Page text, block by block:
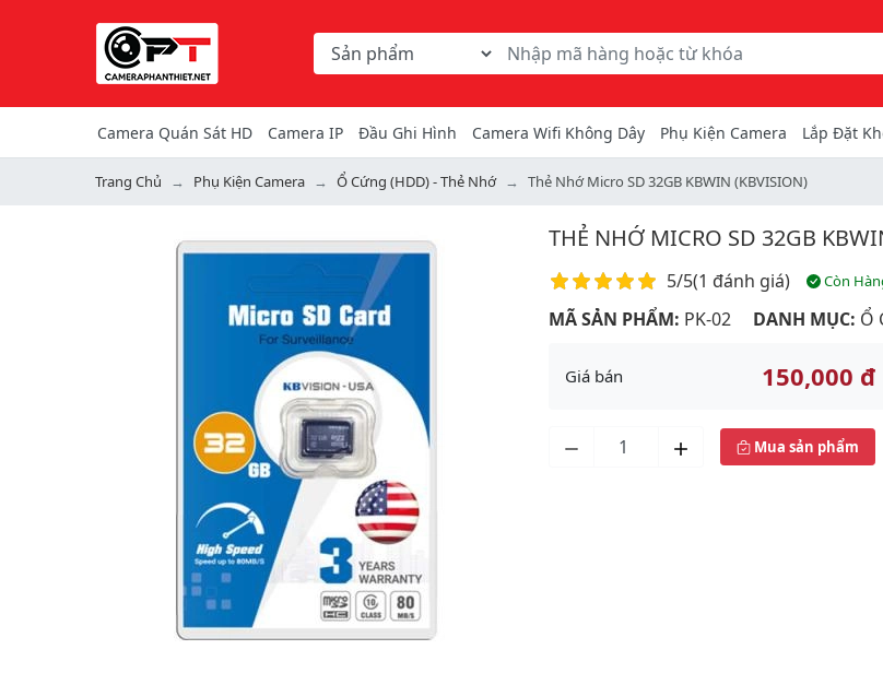
Chọn danh mục tìm kiếm
Từ khóa hoặc mã hàng
Camera Quán Sát HD Camera IP Đầu Ghi Hình Camera Wifi Không Dây Phụ Kiện Camera Lắp Đặt
Trang Chủ Phụ Kiện Camera Ổ Cứng (HDD) - Thẻ Nhớ Thẻ Nhớ Micro SD 32GB KBWIN (KBVISION)
THẺ NHỚ MICRO SD 32GB
Điểm đánh giá
5/5(1 đánh giá) Còn
MÃ SẢN PHẨM: PK-02 DANH MỤC: Ổ
Giá bán 150,000 đ
Mua sản phẩm